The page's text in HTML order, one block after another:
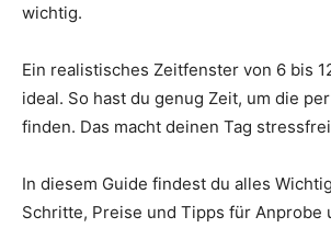
wichtig.
Ein realistisches Zeitfenster von 6 bis
ideal. So hast du genug Zeit, um die
finden. Das macht deinen Tag
In diesem Guide findest du alles
Schritte, Preise und Tipps für Anprobe